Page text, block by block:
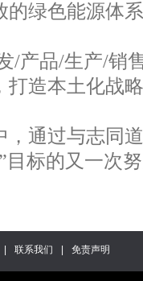
绿色能源体系
产品/生产/销
造本土化战
通过与志同
标的又一次
联系我们 免责声明